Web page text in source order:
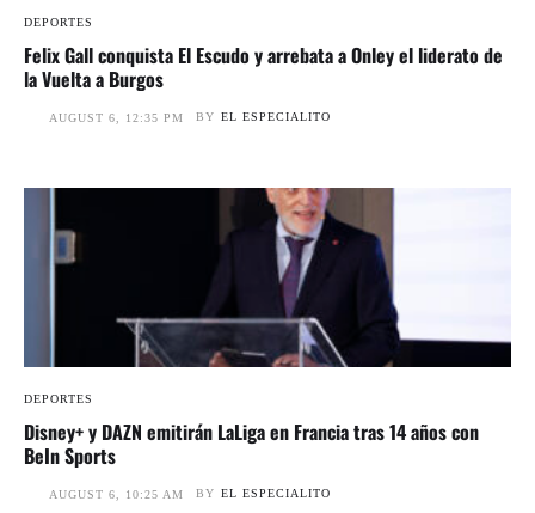
DEPORTES
Felix Gall conquista El Escudo y arrebata a Onley el liderato de
la Vuelta a Burgos
AUGUST 6, 12:35 PM BY EL ESPECIALITO
DEPORTES
Disney+ y DAZN emitirán LaLiga en Francia tras 14 años con
BeIn Sports
AUGUST 6, 10:25 AM BY EL ESPECIALITO